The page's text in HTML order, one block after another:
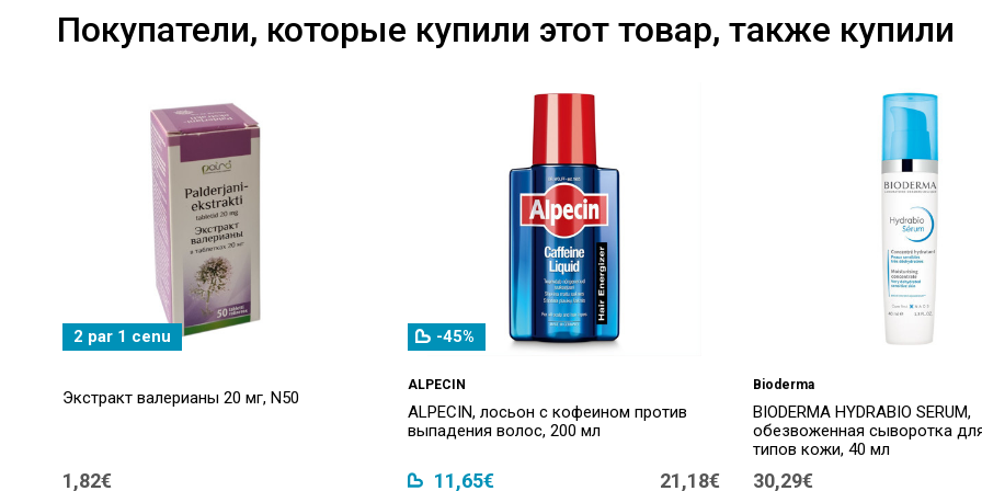
Покупатели, которые купили этот товар, также купили
2 par 1 cenu
Экстракт валерианы 20 мг, N50
1,82€
-45%
ALPECIN
ALPECIN, лосьон с кофеином против
выпадения волос, 200 мл
11,65€ 21,18€
Bioderma
BIODERMA HYDRABIO SERUM,
обезвоженная сыворотка
типов кожи, 40 мл
30,29€